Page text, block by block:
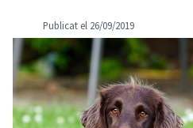
Publicat el 26/09/2019